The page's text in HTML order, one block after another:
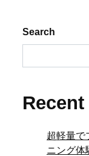
Search
超軽量で
ニング体